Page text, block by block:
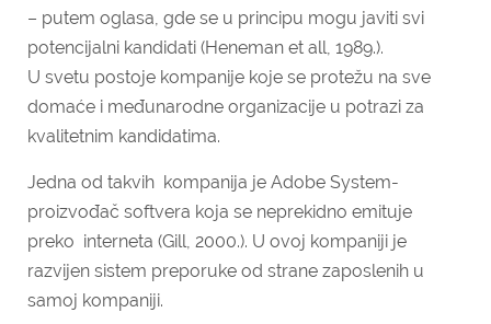
– putem oglasa, gde se u principu mogu javiti svi
potencijalni kandidati (Heneman et all, 1989.).
U svetu postoje kompanije koje se protežu na sve
domaće i međunarodne organizacije u potrazi za
kvalitetnim kandidatima.
Jedna od takvih kompanija je Adobe System-
proizvođač softvera koja se neprekidno emituje
preko interneta (Gill, 2000.). U ovoj kompaniji je
razvijen sistem preporuke od strane zaposlenih u
samoj kompaniji.